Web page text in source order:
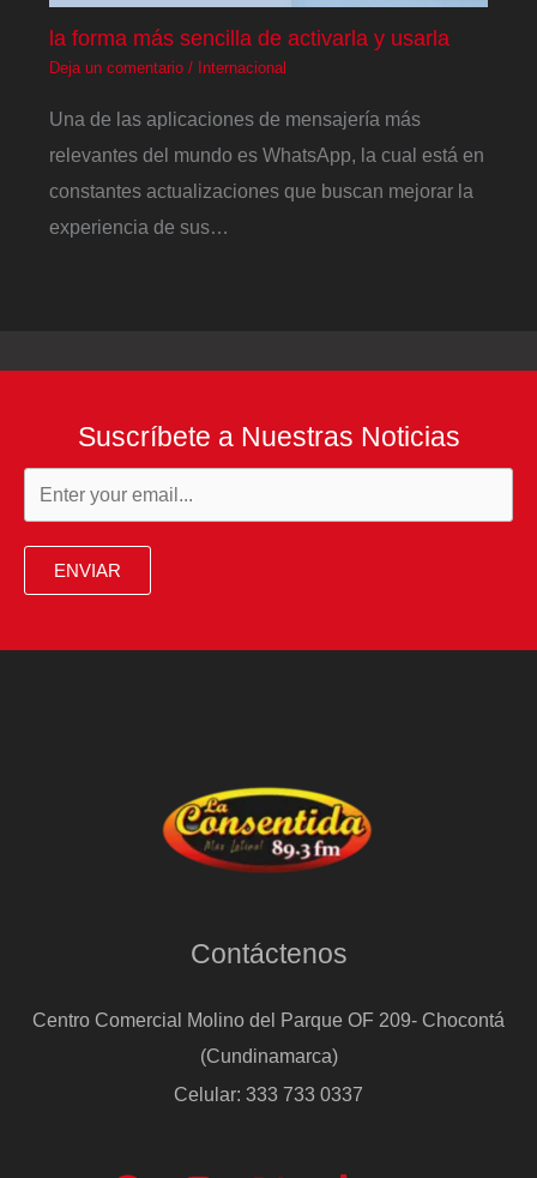
la forma más sencilla de activarla y usarla
Deja un comentario / Internacional
Una de las aplicaciones de mensajería más
relevantes del mundo es WhatsApp, la cual está en
constantes actualizaciones que buscan mejorar la
experiencia de sus…
Suscríbete a Nuestras Noticias
ENVIAR
Contáctenos
Centro Comercial Molino del Parque OF 209- Chocontá
(Cundinamarca)
Celular: 333 733 0337